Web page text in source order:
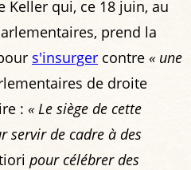
Keller qui, ce 18 juin, au
prend la
s'insurger contre « une
de droite
: « Le siège de cette
servir de cadre à des
pour célébrer des